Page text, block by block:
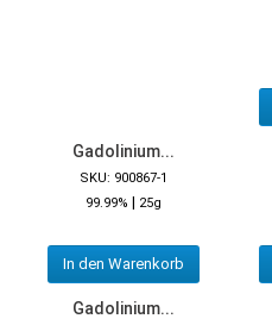
Gadolinium...
SKU: 900867-1
99.99% | 25g
In den Warenkorb
Gadolinium...